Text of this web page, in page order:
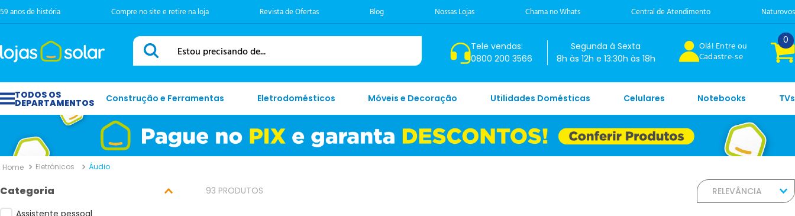
59 anos de história Compre no site e retire na loja Revista de Ofertas Blog Nossas Lojas Chama no Whats Central de Atendimento Naturovos
Estou precisando de...
Tele vendas:
0800 200 3566
Segunda à Sexta
8h às 12h e 13:30h às 18h
Olá! Entre ou
Cadastre-se
0
Construção e Ferramentas Eletrodomésticos Móveis e Decoração Utilidades Domésticas Celulares Notebooks TVs
Eletrônicos Áudio
93 PRODUTOS RELEVÂNCIA